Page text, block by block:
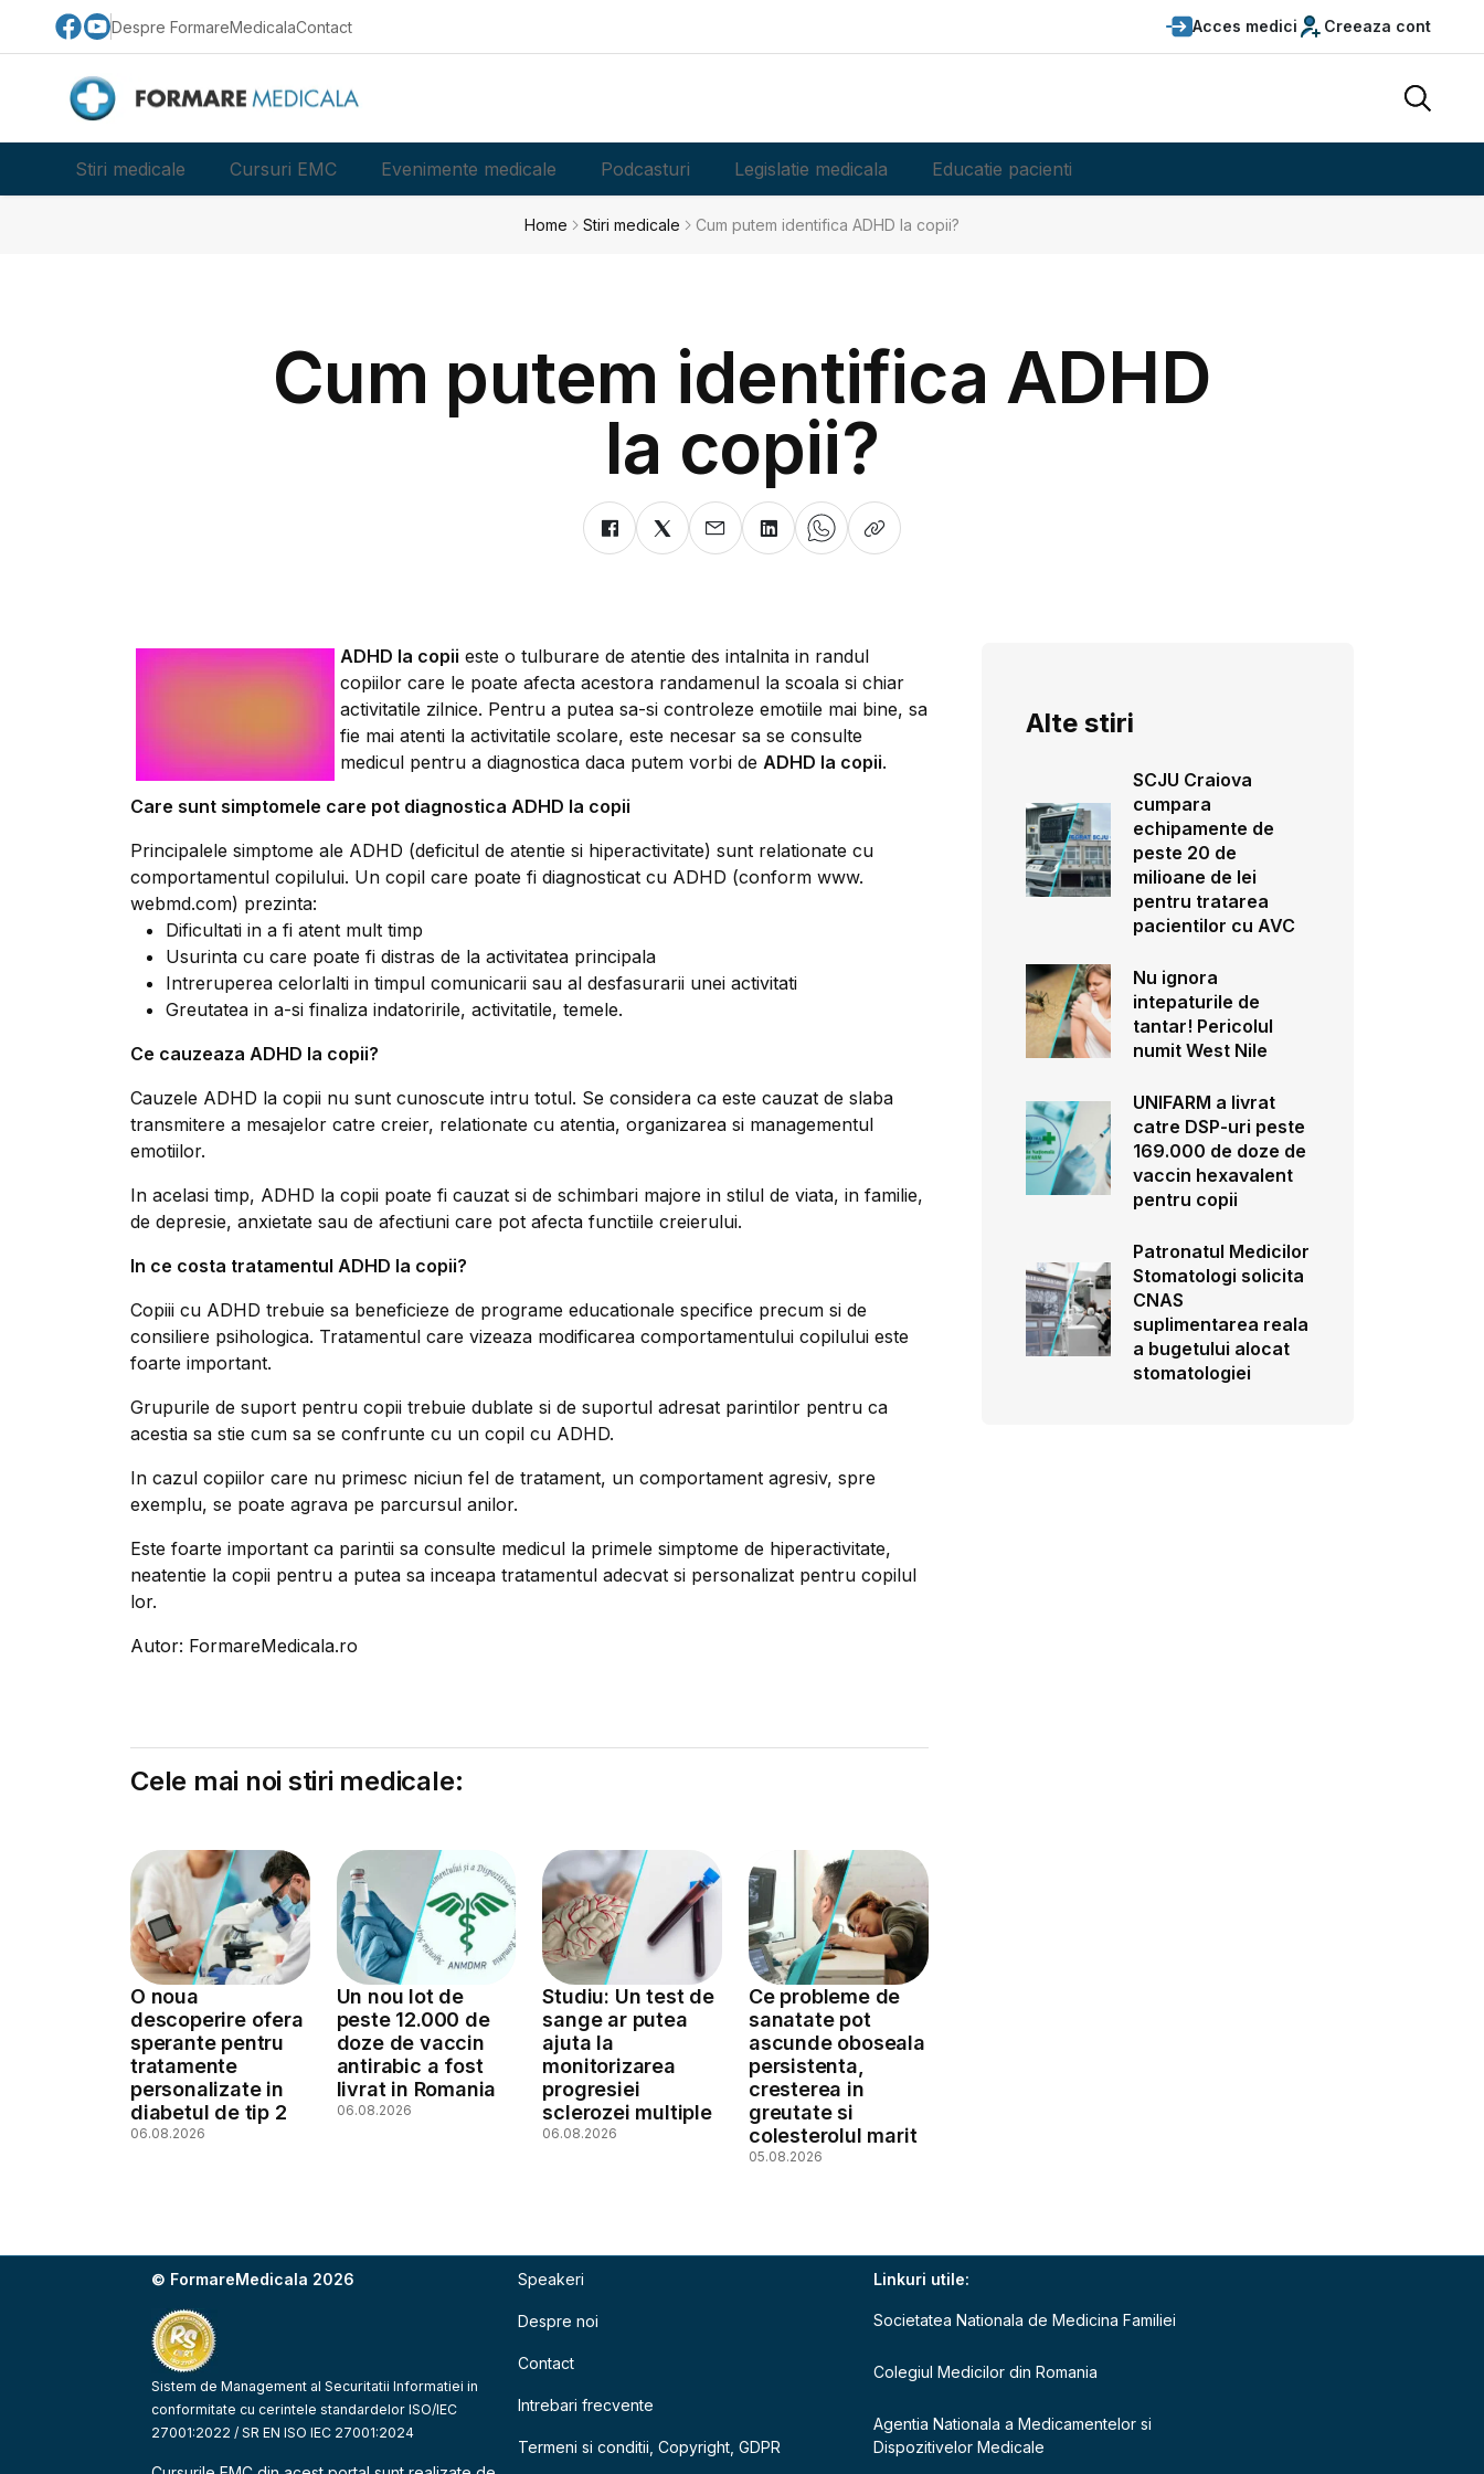
Despre FormareMedicalaContact Acces medici Creeaza cont
Stiri medicale Cursuri EMC Evenimente medicale Podcasturi Legislatie medicala Educatie pacienti
Home Stiri medicale Cum putem identifica ADHD la copii?
Cum putem identifica ADHD
la copii?
ADHD la copii este o tulburare de atentie des intalnita in randul
copiilor care le poate afecta acestora randamenul la scoala si chiar
activitatile zilnice. Pentru a putea sa-si controleze emotiile mai bine, sa
fie mai atenti la activitatile scolare, este necesar sa se consulte
medicul pentru a diagnostica daca putem vorbi de ADHD la copii.
Care sunt simptomele care pot diagnostica ADHD la copii
Principalele simptome ale ADHD (deficitul de atentie si hiperactivitate) sunt relationate cu
comportamentul copilului. Un copil care poate fi diagnosticat cu ADHD (conform www.
webmd.com) prezinta:
Dificultati in a fi atent mult timp
Usurinta cu care poate fi distras de la activitatea principala
Intreruperea celorlalti in timpul comunicarii sau al desfasurarii unei activitati
Greutatea in a-si finaliza indatoririle, activitatile, temele.
Ce cauzeaza ADHD la copii?
Cauzele ADHD la copii nu sunt cunoscute intru totul. Se considera ca este cauzat de slaba
transmitere a mesajelor catre creier, relationate cu atentia, organizarea si managementul
emotiilor.
In acelasi timp, ADHD la copii poate fi cauzat si de schimbari majore in stilul de viata, in familie,
de depresie, anxietate sau de afectiuni care pot afecta functiile creierului.
In ce costa tratamentul ADHD la copii?
Copiii cu ADHD trebuie sa beneficieze de programe educationale specifice precum si de
consiliere psihologica. Tratamentul care vizeaza modificarea comportamentului copilului este
foarte important.
Grupurile de suport pentru copii trebuie dublate si de suportul adresat parintilor pentru ca
acestia sa stie cum sa se confrunte cu un copil cu ADHD.
In cazul copiilor care nu primesc niciun fel de tratament, un comportament agresiv, spre
exemplu, se poate agrava pe parcursul anilor.
Este foarte important ca parintii sa consulte medicul la primele simptome de hiperactivitate,
neatentie la copii pentru a putea sa inceapa tratamentul adecvat si personalizat pentru copilul
lor.
Autor: FormareMedicala.ro
Cele mai noi stiri medicale:
O noua
descoperire ofera
sperante pentru
tratamente
personalizate in
diabetul de tip 2
06.08.2026
Un nou lot de
peste 12.000 de
doze de vaccin
antirabic a fost
livrat in Romania
06.08.2026
Studiu: Un test de
sange ar putea
ajuta la
monitorizarea
progresiei
sclerozei multiple
06.08.2026
Ce probleme de
sanatate pot
ascunde oboseala
persistenta,
cresterea in
greutate si
colesterolul marit
05.08.2026
Alte stiri
SCJU Craiova
cumpara
echipamente de
peste 20 de
milioane de lei
pentru tratarea
pacientilor cu AVC
Nu ignora
intepaturile de
tantar! Pericolul
numit West Nile
UNIFARM a livrat
catre DSP-uri peste
169.000 de doze de
vaccin hexavalent
pentru copii
Patronatul Medicilor
Stomatologi solicita
CNAS
suplimentarea reala
a bugetului alocat
stomatologiei
© FormareMedicala 2026
Sistem de Management al Securitatii Informatiei in
conformitate cu cerintele standardelor ISO/IEC
27001:2022 / SR EN ISO IEC 27001:2024
Speakeri
Despre noi
Contact
Intrebari frecvente
Termeni si conditii, Copyright, GDPR
Linkuri utile:
Societatea Nationala de Medicina Familiei
Colegiul Medicilor din Romania
Agentia Nationala a Medicamentelor si
Dispozitivelor Medicale